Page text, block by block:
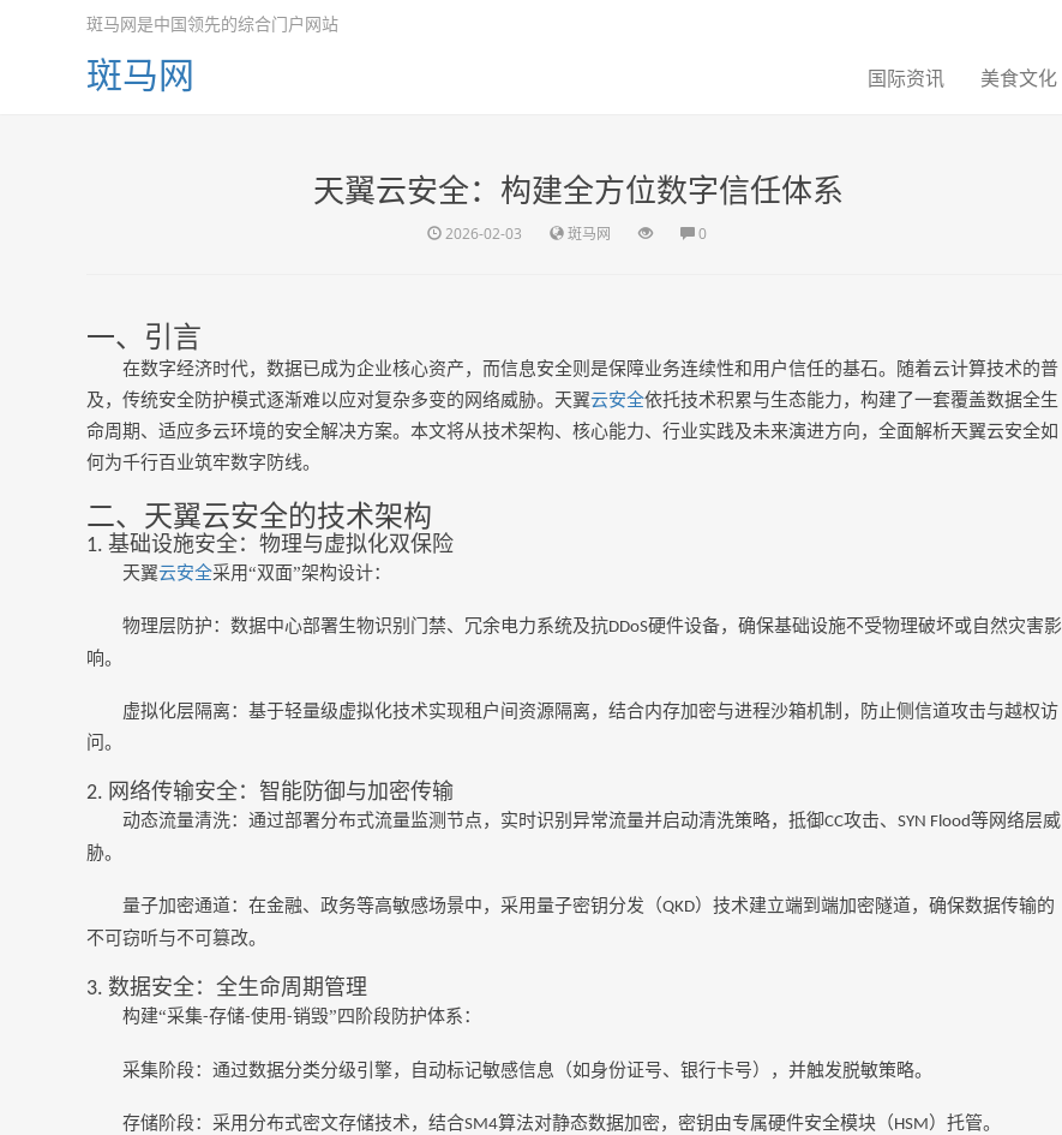
斑马网是中国领先的综合门户网站
斑马网 国际资讯 美食文化
天翼云安全：构建全方位数字信任体系
2026-02-03 斑马网 0
一、引言
在数字经济时代，数据已成为企业核心资产，而信息安全则是保障业务连续性和用户信任的基石。随着云计算技术的普
及，传统安全防护模式逐渐难以应对复杂多变的网络威胁。天翼云安全依托技术积累与生态能力，构建了一套覆盖数据全生
命周期、适应多云环境的安全解决方案。本文将从技术架构、核心能力、行业实践及未来演进方向，全面解析天翼云安全如
何为千行百业筑牢数字防线。
二、天翼云安全的技术架构
1. 基础设施安全：物理与虚拟化双保险
天翼云安全采用“双面”架构设计：
物理层防护：数据中心部署生物识别门禁、冗余电力系统及抗DDoS硬件设备，确保基础设施不受物理破坏或自然灾害影
响。
虚拟化层隔离：基于轻量级虚拟化技术实现租户间资源隔离，结合内存加密与进程沙箱机制，防止侧信道攻击与越权访
问。
2. 网络传输安全：智能防御与加密传输
动态流量清洗：通过部署分布式流量监测节点，实时识别异常流量并启动清洗策略，抵御CC攻击、 SYN Flood等网络层威
胁。
量子加密通道：在金融、政务等高敏感场景中，采用量子密钥分发（QKD）技术建立端到端加密隧道，确保数据传输的
不可窃听与不可篡改。
3. 数据安全：全生命周期管理
构建“采集-存储-使用-销毁”四阶段防护体系：
采集阶段：通过数据分类分级引擎，自动标记敏感信息（如身份证号、银行卡号），并触发脱敏策略。
存储阶段：采用分布式密文存储技术，结合SM4算法对静态数据加密，密钥由专属硬件安全模块（ HSM ）托管。